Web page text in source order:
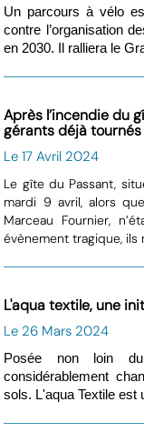
Un parcours à vélo
contre l’organisation
en 2030. Il ralliera le
Après l’incendie du
gérants déjà tournés
Le 17 Avril 2024
Le gîte du Passant,
mardi 9 avril, alors
Marceau Fournier,
évènement tragique,
L'aqua textile, une
Le 26 Mars 2024
Posée non loin du
considérablement
sols. L'aqua Textile est